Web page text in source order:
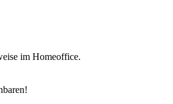
im Homeoffice.